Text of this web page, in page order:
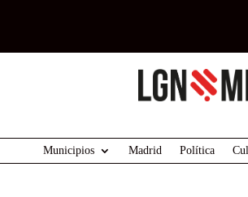
Municipios Madrid Política